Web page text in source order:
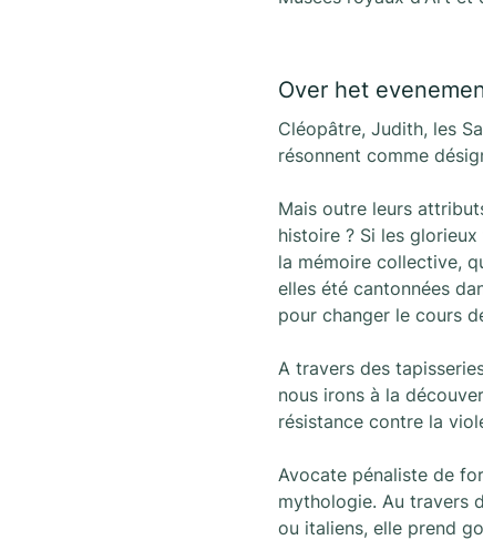
Over het
Cléopâtre, Judith, les
résonnent comme
Mais outre leurs
histoire ? Si les
la mémoire collective,
elles été cantonnées
pour changer le cours
A travers des
nous irons à la
résistance contre la
Avocate pénaliste de
mythologie. Au travers
ou italiens, elle prend